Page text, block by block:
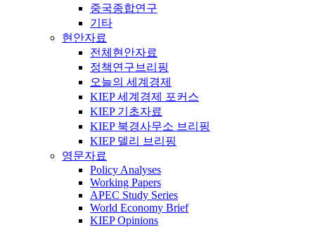
중국종합연구
기타
현안자료
전체현안자료
정책연구브리핑
오늘의 세계경제
KIEP 세계경제 포커스
KIEP 기초자료
KIEP 북경사무소 브리핑
KIEP 델리 브리핑
영문자료
Policy Analyses
Working Papers
APEC Study Series
World Economy Brief
KIEP Opinions